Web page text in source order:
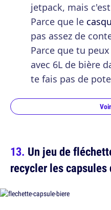
jetpack, mais
Parce que le
pas assez de
Parce que tu
avec 6L de bière
te fais pas de
Un jeu de
recycler les capsules